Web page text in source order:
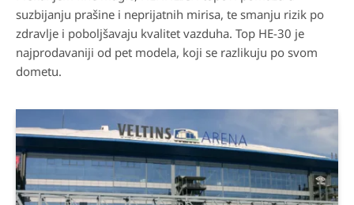
suzbijanju prašine i neprijatnih mirisa, te smanju rizik po
zdravlje i poboljšavaju kvalitet vazduha. Top HE-30 je
najprodavaniji od pet modela, koji se razlikuju po svom
dometu.